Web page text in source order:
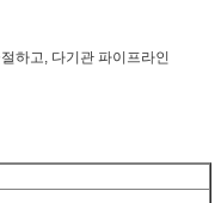
하고, 다기관 파이프라인